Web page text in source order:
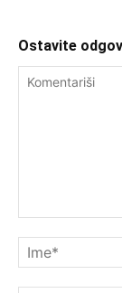
Ostavite